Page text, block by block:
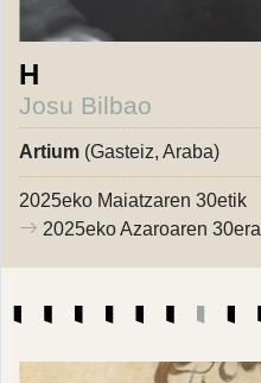
H
Josu Bilbao
Artium (Gasteiz, Araba)
2025eko Maiatzaren 30etik
2025eko Azaroaren 30era